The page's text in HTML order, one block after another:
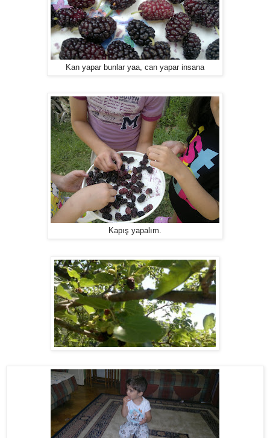
Kan yapar bunlar yaa, can yapar insana
Kapış yapalım.